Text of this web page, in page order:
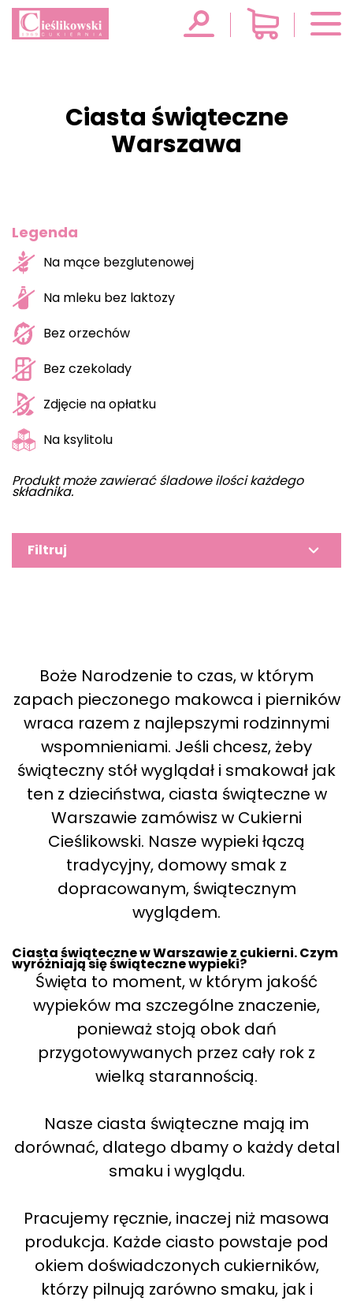
Ciasta świąteczne
Warszawa
Legenda
Na mące bezglutenowej
Na mleku bez laktozy
Bez orzechów
Bez czekolady
Zdjęcie na opłatku
Na ksylitolu
Produkt może zawierać śladowe ilości każdego
składnika.
Filtruj
Boże Narodzenie to czas, w którym
zapach pieczonego makowca i pierników
wraca razem z najlepszymi rodzinnymi
wspomnieniami. Jeśli chcesz, żeby
świąteczny stół wyglądał i smakował jak
ten z dzieciństwa, ciasta świąteczne w
Warszawie zamówisz w Cukierni
Cieślikowski. Nasze wypieki łączą
tradycyjny, domowy smak z
dopracowanym, świątecznym
wyglądem.
Ciasta świąteczne w Warszawie z cukierni. Czym
wyróżniają się świąteczne wypieki?
Święta to moment, w którym jakość
wypieków ma szczególne znaczenie,
ponieważ stoją obok dań
przygotowywanych przez cały rok z
wielką starannością.
Nasze ciasta świąteczne mają im
dorównać, dlatego dbamy o każdy detal
smaku i wyglądu.
Pracujemy ręcznie, inaczej niż masowa
produkcja. Każde ciasto powstaje pod
okiem doświadczonych cukierników,
którzy pilnują zarówno smaku, jak i